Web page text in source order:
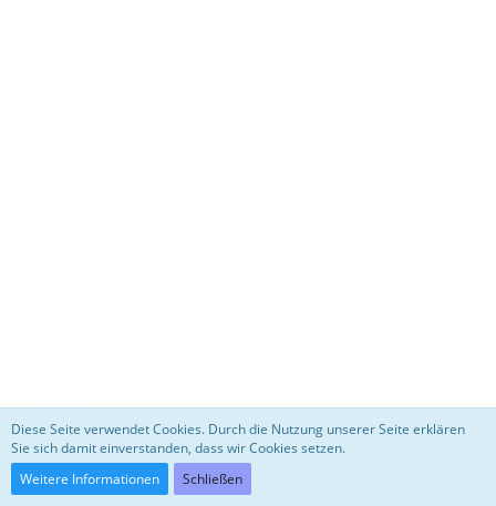
motoblog
Community-Software:
Diese Seite verwendet Cookies. Durch die Nutzung unserer Seite erklären
Sie sich damit einverstanden, dass wir Cookies setzen.
Weitere Informationen
Schließen